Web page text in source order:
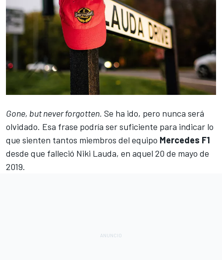
Gone, but never forgotten. Se ha ido, pero nunca será
olvidado. Esa frase podría ser suficiente para indicar lo
que sienten tantos miembros del equipo Mercedes F1
desde que falleció Niki Lauda, en aquel 20 de mayo de
2019.